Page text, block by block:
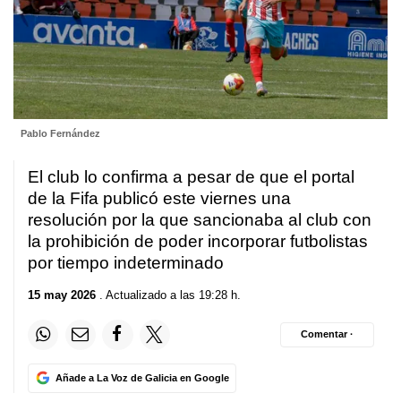
Pablo Fernández
El club lo confirma a pesar de que el portal
de la Fifa publicó este viernes una
resolución por la que sancionaba al club con
la prohibición de poder incorporar futbolistas
por tiempo indeterminado
15 may 2026 . Actualizado a las 19:28 h.
Añade a La Voz de Galicia en Google
Comentar ·